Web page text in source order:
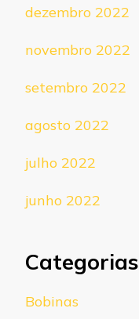
dezembro 2022
novembro 2022
setembro 2022
agosto 2022
julho 2022
junho 2022
Categorias
Bobinas